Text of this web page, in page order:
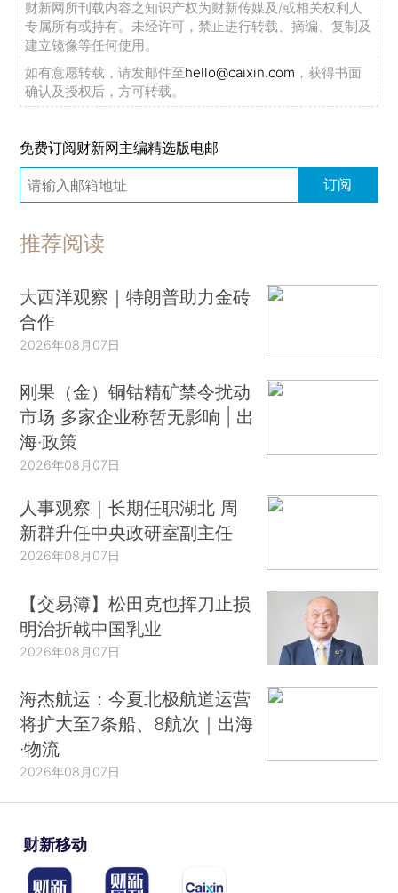
财新网所刊载内容之知识产权为财新传媒及/或相关权利人
专属所有或持有。未经许可，禁止进行转载、摘编、复制及
建立镜像等任何使用。
如有意愿转载，请发邮件至hello@caixin.com ，获得书面
确认及授权后，方可转载。
免费订阅财新网主编精选版电邮
订阅
推荐阅读
大西洋观察｜特朗普助力金砖
合作
2026年08月07日
刚果（金）铜钴精矿禁令扰动
市场 多家企业称暂无影响 | 出
海·政策
2026年08月07日
人事观察｜长期任职湖北 周
新群升任中央政研室副主任
2026年08月07日
【交易簿】松田克也挥刀止损
明治折戟中国乳业
2026年08月07日
海杰航运：今夏北极航道运营
将扩大至7条船、8航次｜出海
·物流
2026年08月07日
财新移动